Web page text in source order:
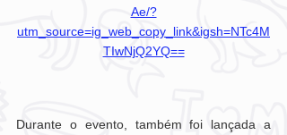
Ae/?
utm_source=ig_web_copy_link&igsh=NTc4M
TIwNjQ2YQ==
Durante o evento, também foi lançada a